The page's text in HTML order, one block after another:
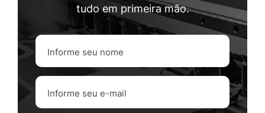
tudo em primeira mão.